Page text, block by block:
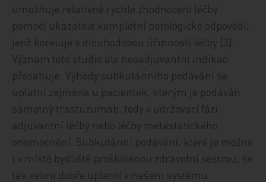
umožňuje relativně rychlé zhodnocení léčby
pomocí ukazatele kompletní patologické odpovědi,
jenž koreluje s dlouhodobou účinností léčby [3].
Význam této studie ale neoadjuvantní indikaci
přesahuje. Výhody subkutánního podávání se
uplatní zejména u pacientek, kterým je podáván
samotný trastuzumab, tedy v udržovací fázi
adjuvantní léčby nebo léčby metastatického
onemocnění. Subkutánní podávání, které je možné
i v místě bydliště proškolenou zdravotní sestrou, se
tak velmi dobře uplatní v našem systému